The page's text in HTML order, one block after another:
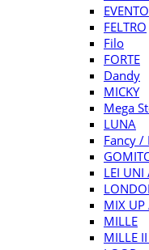
EVENTO
FELTRO
Filo
FORTE
Dandy
MICKY
Mega
LUNA
Fancy /
LEI UNI
MIX UP
MILLE
MILLE